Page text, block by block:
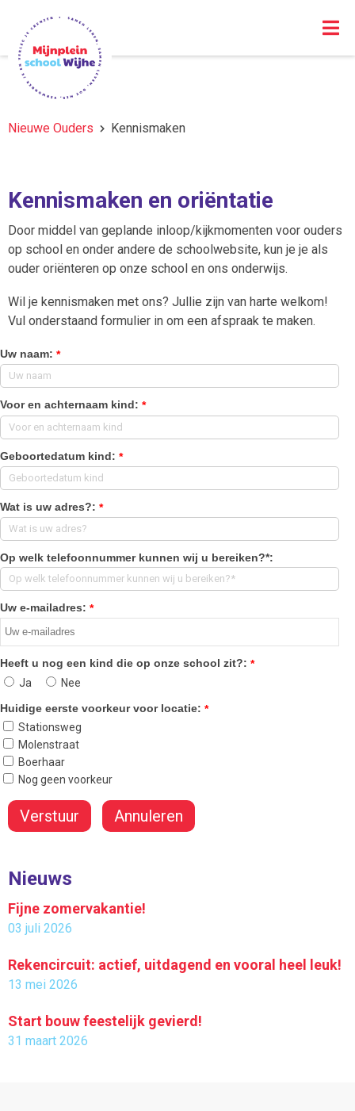
Nieuwe Ouders Kennismaken
Kennismaken en oriëntatie
Door middel van geplande inloop/kijkmomenten voor ouders
op school en onder andere de schoolwebsite, kun je je als
ouder oriënteren op onze school en ons onderwijs.
Wil je kennismaken met ons? Jullie zijn van harte welkom!
Vul onderstaand formulier in om een afspraak te maken.
Uw naam: *
Voor en achternaam kind: *
Geboortedatum kind: *
Wat is uw adres?: *
Op welk telefoonnummer kunnen wij u bereiken?*:
Uw e-mailadres: *
Heeft u nog een kind die op onze school zit?: *
Ja
Nee
Huidige eerste voorkeur voor locatie: *
Stationsweg
Molenstraat
Boerhaar
Nog geen voorkeur
Nieuws
Fijne zomervakantie!
03 juli 2026
Rekencircuit: actief, uitdagend en vooral heel leuk!
13 mei 2026
Start bouw feestelijk gevierd!
31 maart 2026